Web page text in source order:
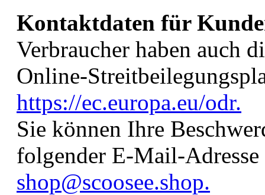
Kontaktdaten für
Verbraucher haben auch
Online-
https://ec.europa.eu/odr.
Sie können Ihre
folgender E-Mail-
shop@scoosee.shop.